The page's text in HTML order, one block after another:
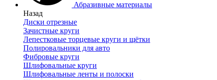
Абразивные материалы
Назад
Диски отрезные
Зачистные круги
Лепестковые торцевые круги и щётки
Полировальники для авто
Фибровые круги
Шлифовальные круги
Шлифовальные ленты и полоски